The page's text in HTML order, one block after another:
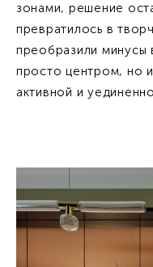
зонами, решение
превратилось в
преобразили минусы
просто центром, но
активной и